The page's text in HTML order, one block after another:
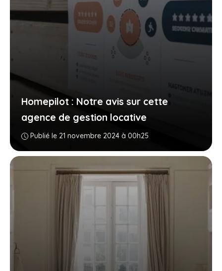
Homepilot : Notre avis sur cette
agence de gestion locative
Publié le 21 novembre 2024 à 00h25